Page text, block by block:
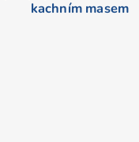
kachním masem